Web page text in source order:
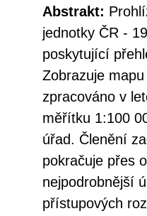
Abstrakt:
jednotky ČR -
poskytující
Zobrazuje
zpracováno v
měřítku 1:100
úřad. Členění
pokračuje přes
nejpodrobnější
přístupových